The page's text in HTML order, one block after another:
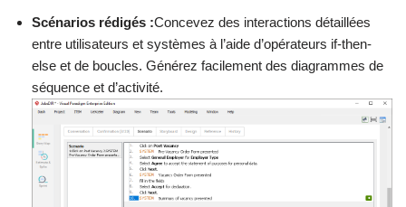
Scénarios rédigés :Concevez des interactions détaillées
entre utilisateurs et systèmes à l’aide d’opérateurs if-then-
else et de boucles. Générez facilement des diagrammes de
séquence et d’activité.